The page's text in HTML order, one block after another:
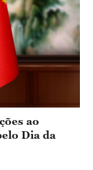
ao
Dia da